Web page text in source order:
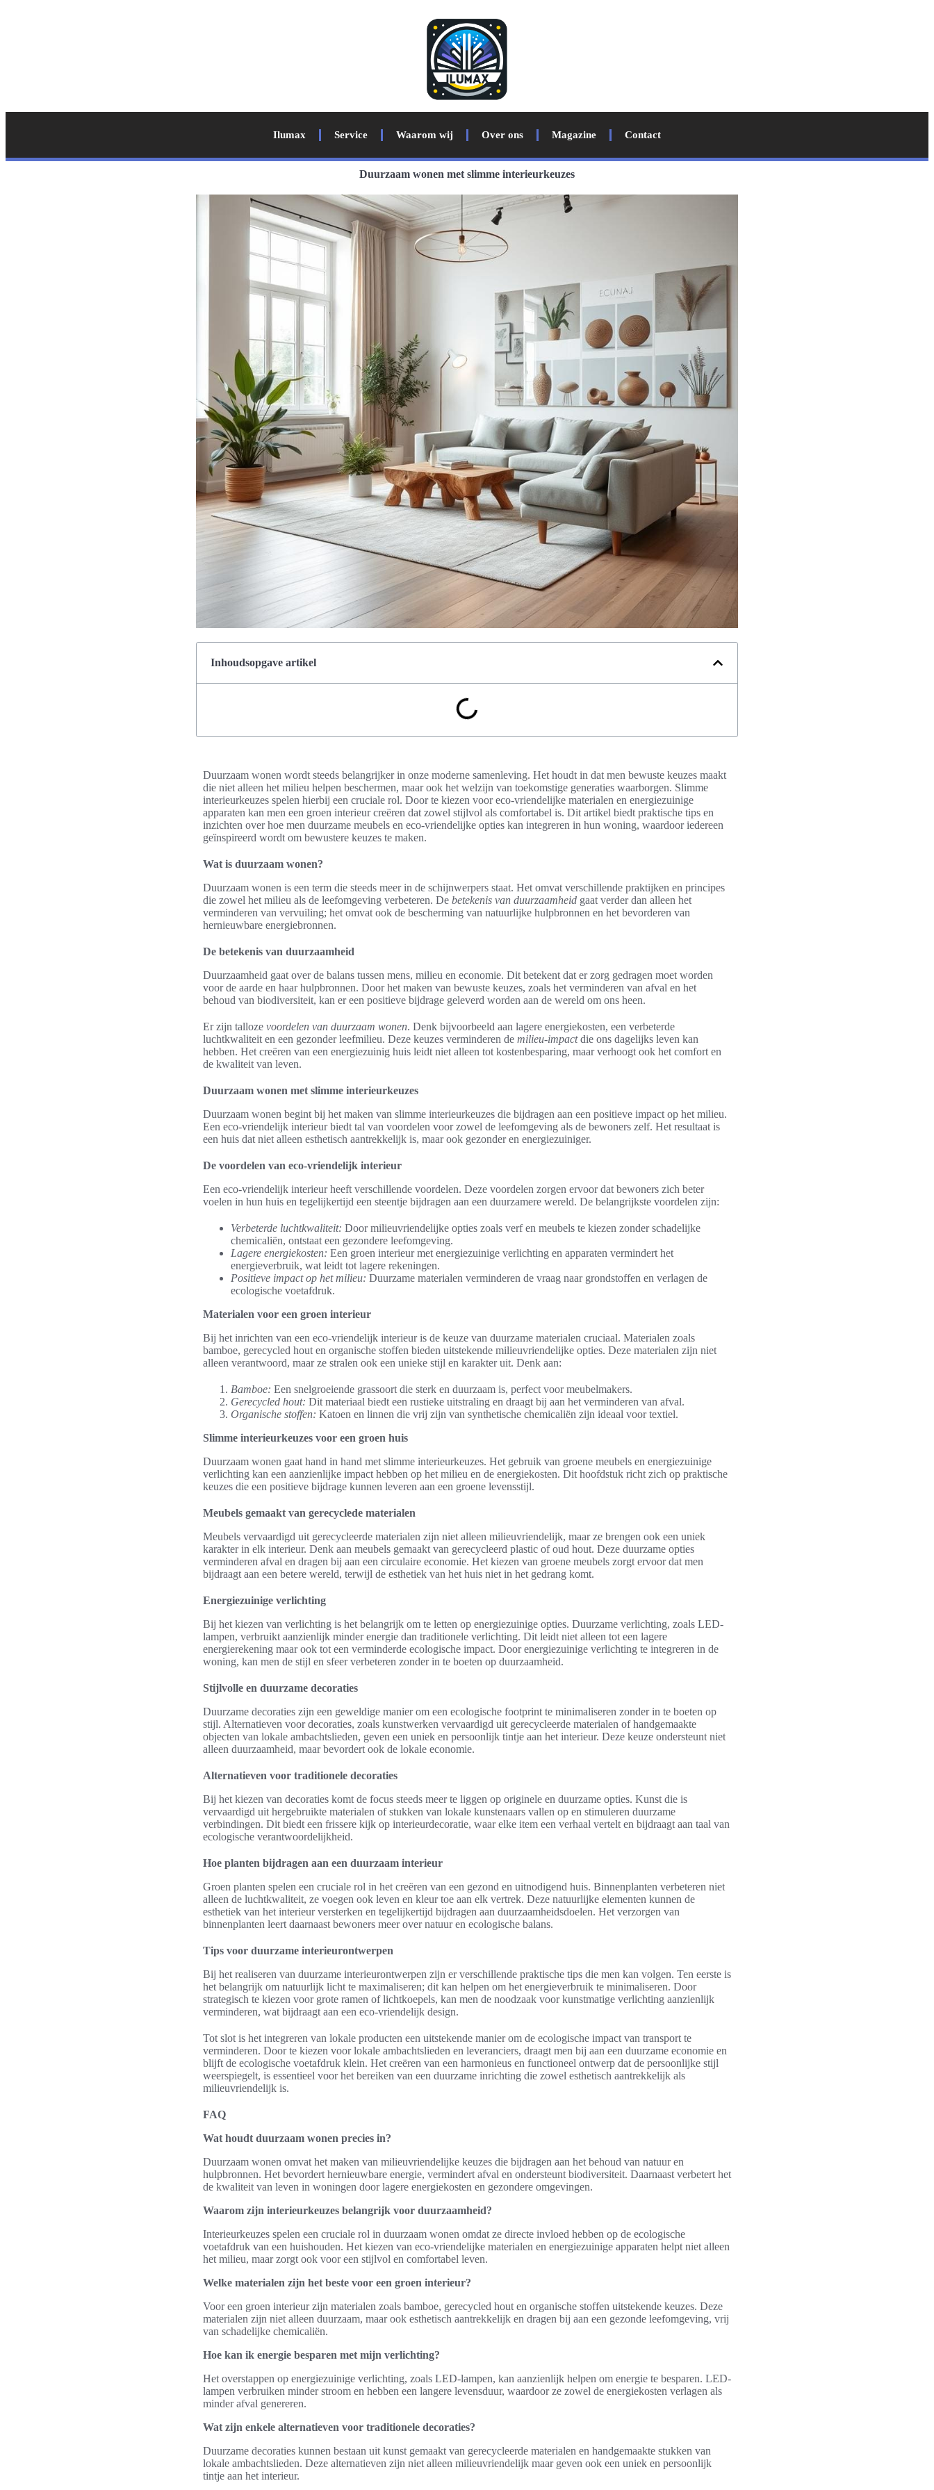
Ilumax Service Waarom wij Over ons Magazine Contact
Duurzaam wonen met slimme interieurkeuzes
Inhoudsopgave artikel
Duurzaam wonen wordt steeds belangrijker in onze moderne samenleving. Het houdt in dat men bewuste keuzes maakt
die niet alleen het milieu helpen beschermen, maar ook het welzijn van toekomstige generaties waarborgen. Slimme
interieurkeuzes spelen hierbij een cruciale rol. Door te kiezen voor eco-vriendelijke materialen en energiezuinige
apparaten kan men een groen interieur creëren dat zowel stijlvol als comfortabel is. Dit artikel biedt praktische tips en
inzichten over hoe men duurzame meubels en eco-vriendelijke opties kan integreren in hun woning, waardoor iedereen
geïnspireerd wordt om bewustere keuzes te maken.
Wat is duurzaam wonen?
Duurzaam wonen is een term die steeds meer in de schijnwerpers staat. Het omvat verschillende praktijken en principes
die zowel het milieu als de leefomgeving verbeteren. De betekenis van duurzaamheid gaat verder dan alleen het
verminderen van vervuiling; het omvat ook de bescherming van natuurlijke hulpbronnen en het bevorderen van
hernieuwbare energiebronnen.
De betekenis van duurzaamheid
Duurzaamheid gaat over de balans tussen mens, milieu en economie. Dit betekent dat er zorg gedragen moet worden
voor de aarde en haar hulpbronnen. Door het maken van bewuste keuzes, zoals het verminderen van afval en het
behoud van biodiversiteit, kan er een positieve bijdrage geleverd worden aan de wereld om ons heen.
Er zijn talloze voordelen van duurzaam wonen. Denk bijvoorbeeld aan lagere energiekosten, een verbeterde
luchtkwaliteit en een gezonder leefmilieu. Deze keuzes verminderen de milieu-impactdie ons dagelijks leven kan
hebben. Het creëren van een energiezuinig huis leidt niet alleen tot kostenbesparing, maar verhoogt ook het comfort en
de kwaliteit van leven.
Duurzaam wonen met slimme interieurkeuzes
Duurzaam wonen begint bij het maken van slimme interieurkeuzes die bijdragen aan een positieve impact op het milieu.
Een eco-vriendelijk interieur biedt tal van voordelen voor zowel de leefomgeving als de bewoners zelf. Het resultaat is
een huis dat niet alleen esthetisch aantrekkelijk is, maar ook gezonder en energiezuiniger.
De voordelen van eco-vriendelijk interieur
Een eco-vriendelijk interieur heeft verschillende voordelen. Deze voordelen zorgen ervoor dat bewoners zich beter
voelen in hun huis en tegelijkertijd een steentje bijdragen aan een duurzamere wereld. De belangrijkste voordelen zijn:
Verbeterde luchtkwaliteit: Door milieuvriendelijke opties zoals verf en meubels te kiezen zonder schadelijke
chemicaliën, ontstaat een gezondere leefomgeving.
Lagere energiekosten: Een groen interieur met energiezuinige verlichting en apparaten vermindert het
energieverbruik, wat leidt tot lagere rekeningen.
Positieve impact op het milieu: Duurzame materialen verminderen de vraag naar grondstoffen en verlagen de
ecologische voetafdruk.
Materialen voor een groen interieur
Bij het inrichten van een eco-vriendelijk interieur is de keuze van duurzame materialen cruciaal. Materialen zoals
bamboe, gerecycled hout en organische stoffen bieden uitstekende milieuvriendelijke opties. Deze materialen zijn niet
alleen verantwoord, maar ze stralen ook een unieke stijl en karakter uit. Denk aan:
Bamboe: Een snelgroeiende grassoort die sterk en duurzaam is, perfect voor meubelmakers.
Gerecycled hout: Dit materiaal biedt een rustieke uitstraling en draagt bij aan het verminderen van afval.
Organische stoffen: Katoen en linnen die vrij zijn van synthetische chemicaliën zijn ideaal voor textiel.
Slimme interieurkeuzes voor een groen huis
Duurzaam wonen gaat hand in hand met slimme interieurkeuzes. Het gebruik van groene meubels en energiezuinige
verlichting kan een aanzienlijke impact hebben op het milieu en de energiekosten. Dit hoofdstuk richt zich op praktische
keuzes die een positieve bijdrage kunnen leveren aan een groene levensstijl.
Meubels gemaakt van gerecyclede materialen
Meubels vervaardigd uit gerecycleerde materialen zijn niet alleen milieuvriendelijk, maar ze brengen ook een uniek
karakter in elk interieur. Denk aan meubels gemaakt van gerecycleerd plastic of oud hout. Deze duurzame opties
verminderen afval en dragen bij aan een circulaire economie. Het kiezen van groene meubels zorgt ervoor dat men
bijdraagt aan een betere wereld, terwijl de esthetiek van het huis niet in het gedrang komt.
Energiezuinige verlichting
Bij het kiezen van verlichting is het belangrijk om te letten op energiezuinige opties. Duurzame verlichting, zoals LED-
lampen, verbruikt aanzienlijk minder energie dan traditionele verlichting. Dit leidt niet alleen tot een lagere
energierekening maar ook tot een verminderde ecologische impact. Door energiezuinige verlichting te integreren in de
woning, kan men de stijl en sfeer verbeteren zonder in te boeten op duurzaamheid.
Stijlvolle en duurzame decoraties
Duurzame decoraties zijn een geweldige manier om een ecologische footprint te minimaliseren zonder in te boeten op
stijl. Alternatieven voor decoraties, zoals kunstwerken vervaardigd uit gerecycleerde materialen of handgemaakte
objecten van lokale ambachtslieden, geven een uniek en persoonlijk tintje aan het interieur. Deze keuze ondersteunt niet
alleen duurzaamheid, maar bevordert ook de lokale economie.
Alternatieven voor traditionele decoraties
Bij het kiezen van decoraties komt de focus steeds meer te liggen op originele en duurzame opties. Kunst die is
vervaardigd uit hergebruikte materialen of stukken van lokale kunstenaars vallen op en stimuleren duurzame
verbindingen. Dit biedt een frissere kijk op interieurdecoratie, waar elke item een verhaal vertelt en bijdraagt aan taal van
ecologische verantwoordelijkheid.
Hoe planten bijdragen aan een duurzaam interieur
Groen planten spelen een cruciale rol in het creëren van een gezond en uitnodigend huis. Binnenplanten verbeteren niet
alleen de luchtkwaliteit, ze voegen ook leven en kleur toe aan elk vertrek. Deze natuurlijke elementen kunnen de
esthetiek van het interieur versterken en tegelijkertijd bijdragen aan duurzaamheidsdoelen. Het verzorgen van
binnenplanten leert daarnaast bewoners meer over natuur en ecologische balans.
Tips voor duurzame interieurontwerpen
Bij het realiseren van duurzame interieurontwerpen zijn er verschillende praktische tips die men kan volgen. Ten eerste is
het belangrijk om natuurlijk licht te maximaliseren; dit kan helpen om het energieverbruik te minimaliseren. Door
strategisch te kiezen voor grote ramen of lichtkoepels, kan men de noodzaak voor kunstmatige verlichting aanzienlijk
verminderen, wat bijdraagt aan een eco-vriendelijk design.
Tot slot is het integreren van lokale producten een uitstekende manier om de ecologische impact van transport te
verminderen. Door te kiezen voor lokale ambachtslieden en leveranciers, draagt men bij aan een duurzame economie en
blijft de ecologische voetafdruk klein. Het creëren van een harmonieus en functioneel ontwerp dat de persoonlijke stijl
weerspiegelt, is essentieel voor het bereiken van een duurzame inrichting die zowel esthetisch aantrekkelijk als
milieuvriendelijk is.
FAQ
Wat houdt duurzaam wonen precies in?
Duurzaam wonen omvat het maken van milieuvriendelijke keuzes die bijdragen aan het behoud van natuur en
hulpbronnen. Het bevordert hernieuwbare energie, vermindert afval en ondersteunt biodiversiteit. Daarnaast verbetert het
de kwaliteit van leven in woningen door lagere energiekosten en gezondere omgevingen.
Waarom zijn interieurkeuzes belangrijk voor duurzaamheid?
Interieurkeuzes spelen een cruciale rol in duurzaam wonen omdat ze directe invloed hebben op de ecologische
voetafdruk van een huishouden. Het kiezen van eco-vriendelijke materialen en energiezuinige apparaten helpt niet alleen
het milieu, maar zorgt ook voor een stijlvol en comfortabel leven.
Welke materialen zijn het beste voor een groen interieur?
Voor een groen interieur zijn materialen zoals bamboe, gerecycled hout en organische stoffen uitstekende keuzes. Deze
materialen zijn niet alleen duurzaam, maar ook esthetisch aantrekkelijk en dragen bij aan een gezonde leefomgeving, vrij
van schadelijke chemicaliën.
Hoe kan ik energie besparen met mijn verlichting?
Het overstappen op energiezuinige verlichting, zoals LED-lampen, kan aanzienlijk helpen om energie te besparen. LED-
lampen verbruiken minder stroom en hebben een langere levensduur, waardoor ze zowel de energiekosten verlagen als
minder afval genereren.
Wat zijn enkele alternatieven voor traditionele decoraties?
Duurzame decoraties kunnen bestaan uit kunst gemaakt van gerecycleerde materialen en handgemaakte stukken van
lokale ambachtslieden. Deze alternatieven zijn niet alleen milieuvriendelijk maar geven ook een uniek en persoonlijk
tintje aan het interieur.